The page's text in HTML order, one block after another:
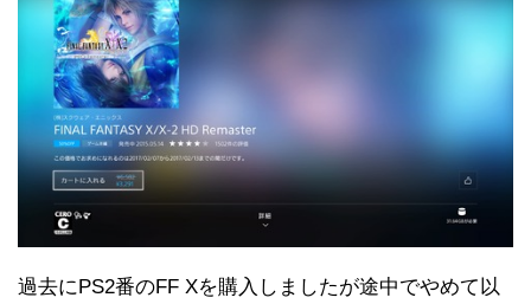
過去にPS2番のFF Xを購入しましたが途中でやめて以